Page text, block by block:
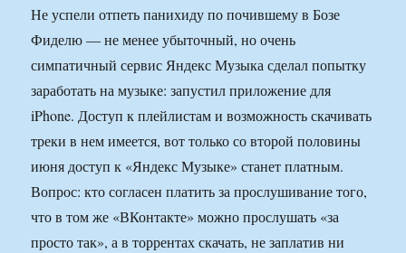
Не успели отпеть панихиду по почившему в Бозе
Фиделю — не менее убыточный, но очень
симпатичный сервис Яндекс Музыка сделал попытку
заработать на музыке: запустил приложение для
iPhone. Доступ к плейлистам и возможность скачивать
треки в нем имеется, вот только со второй половины
июня доступ к «Яндекс Музыке» станет платным.
Вопрос: кто согласен платить за прослушивание того,
что в том же «ВКонтакте» можно прослушать «за
просто так», а в торрентах скачать, не заплатив ни